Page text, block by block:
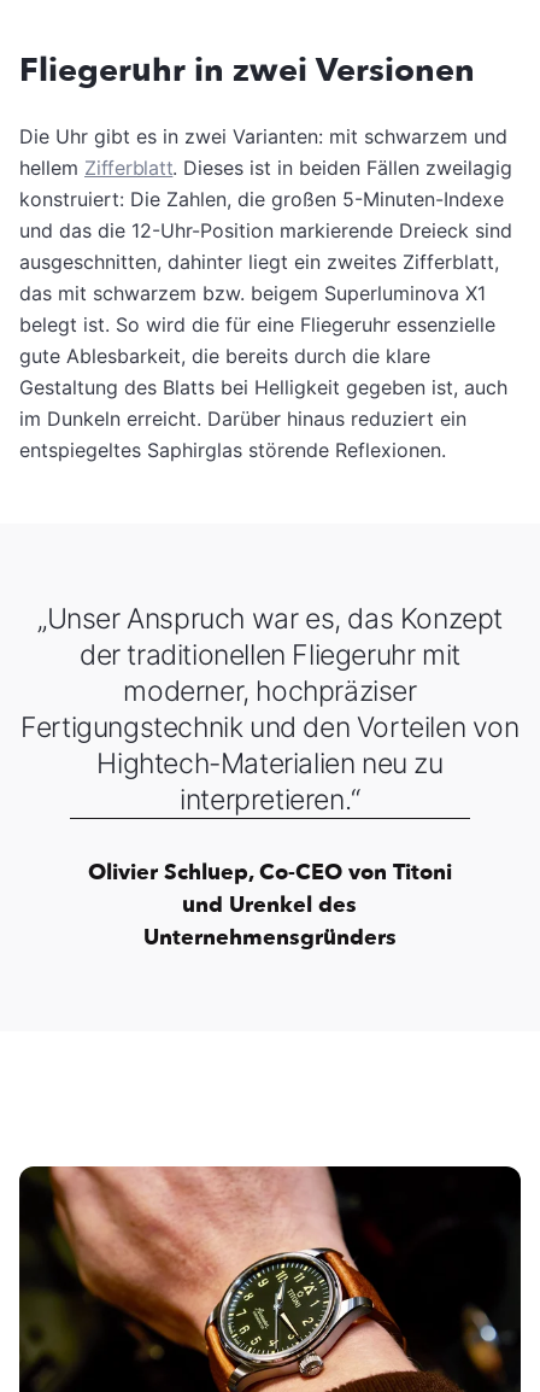
Fliegeruhr in zwei Versionen
Die Uhr gibt es in zwei Varianten: mit schwarzem und
hellem Zifferblatt. Dieses ist in beiden Fällen zweilagig
konstruiert: Die Zahlen, die großen 5-Minuten-Indexe
und das die 12-Uhr-Position markierende Dreieck sind
ausgeschnitten, dahinter liegt ein zweites Zifferblatt,
das mit schwarzem bzw. beigem Superluminova X1
belegt ist. So wird die für eine Fliegeruhr essenzielle
gute Ablesbarkeit, die bereits durch die klare
Gestaltung des Blatts bei Helligkeit gegeben ist, auch
im Dunkeln erreicht. Darüber hinaus reduziert ein
entspiegeltes Saphirglas störende Reflexionen.
„Unser Anspruch war es, das Konzept
der traditionellen Fliegeruhr mit
moderner, hochpräziser
Fertigungstechnik und den Vorteilen von
Hightech-Materialien neu zu
interpretieren.“
Olivier Schluep, Co-CEO von Titoni
und Urenkel des
Unternehmensgründers